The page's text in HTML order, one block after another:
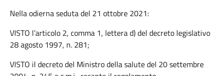
Nella odierna seduta del 21 ottobre 2021:
VISTO l’articolo 2, comma 1, lettera d) del decreto legislativo
28 agosto 1997, n. 281;
VISTO il decreto del Ministro della salute del 20 settembre